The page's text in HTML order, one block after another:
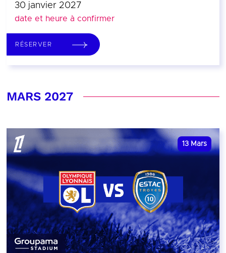
30 janvier 2027
date et heure à confirmer
RÉSERVER
MARS 2027
13 Mars